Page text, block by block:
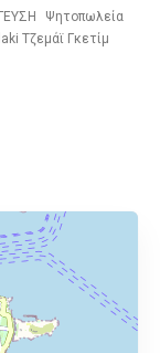
Ψητοπωλεία
Τζεμάϊ Γκετίμ